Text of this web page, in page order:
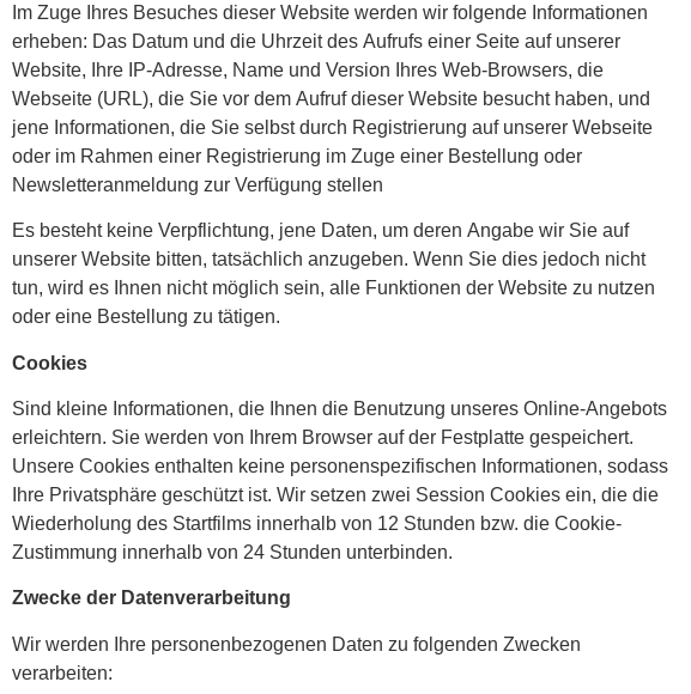
Im Zuge Ihres Besuches dieser Website werden wir folgende Informationen
erheben: Das Datum und die Uhrzeit des Aufrufs einer Seite auf unserer
Website, Ihre IP-Adresse, Name und Version Ihres Web-Browsers, die
Webseite (URL), die Sie vor dem Aufruf dieser Website besucht haben, und
jene Informationen, die Sie selbst durch Registrierung auf unserer Webseite
oder im Rahmen einer Registrierung im Zuge einer Bestellung oder
Newsletteranmeldung zur Verfügung stellen
Es besteht keine Verpflichtung, jene Daten, um deren Angabe wir Sie auf
unserer Website bitten, tatsächlich anzugeben. Wenn Sie dies jedoch nicht
tun, wird es Ihnen nicht möglich sein, alle Funktionen der Website zu nutzen
oder eine Bestellung zu tätigen.
Cookies
Sind kleine Informationen, die Ihnen die Benutzung unseres Online-Angebots
erleichtern. Sie werden von Ihrem Browser auf der Festplatte gespeichert.
Unsere Cookies enthalten keine personenspezifischen Informationen, sodass
Ihre Privatsphäre geschützt ist. Wir setzen zwei Session Cookies ein, die die
Wiederholung des Startfilms innerhalb von 12 Stunden bzw. die Cookie-
Zustimmung innerhalb von 24 Stunden unterbinden.
Zwecke der Datenverarbeitung
Wir werden Ihre personenbezogenen Daten zu folgenden Zwecken
verarbeiten: